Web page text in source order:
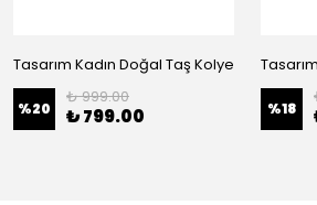
Tasarım Kadın Doğal Taş Kolye
%20
₺ 999.00
₺ 799.00 %18